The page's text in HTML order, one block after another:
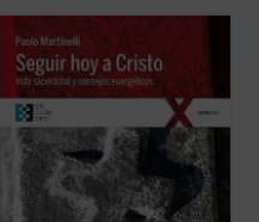
espirituales dirigidos a sacerdotes, se
ofrece como un instrumento altamente
valioso de reflexión para todo cristiano --
cualquiera que sea su estado de vida--
sobre los consejos evangélicos (pobreza,
(ver ficha)